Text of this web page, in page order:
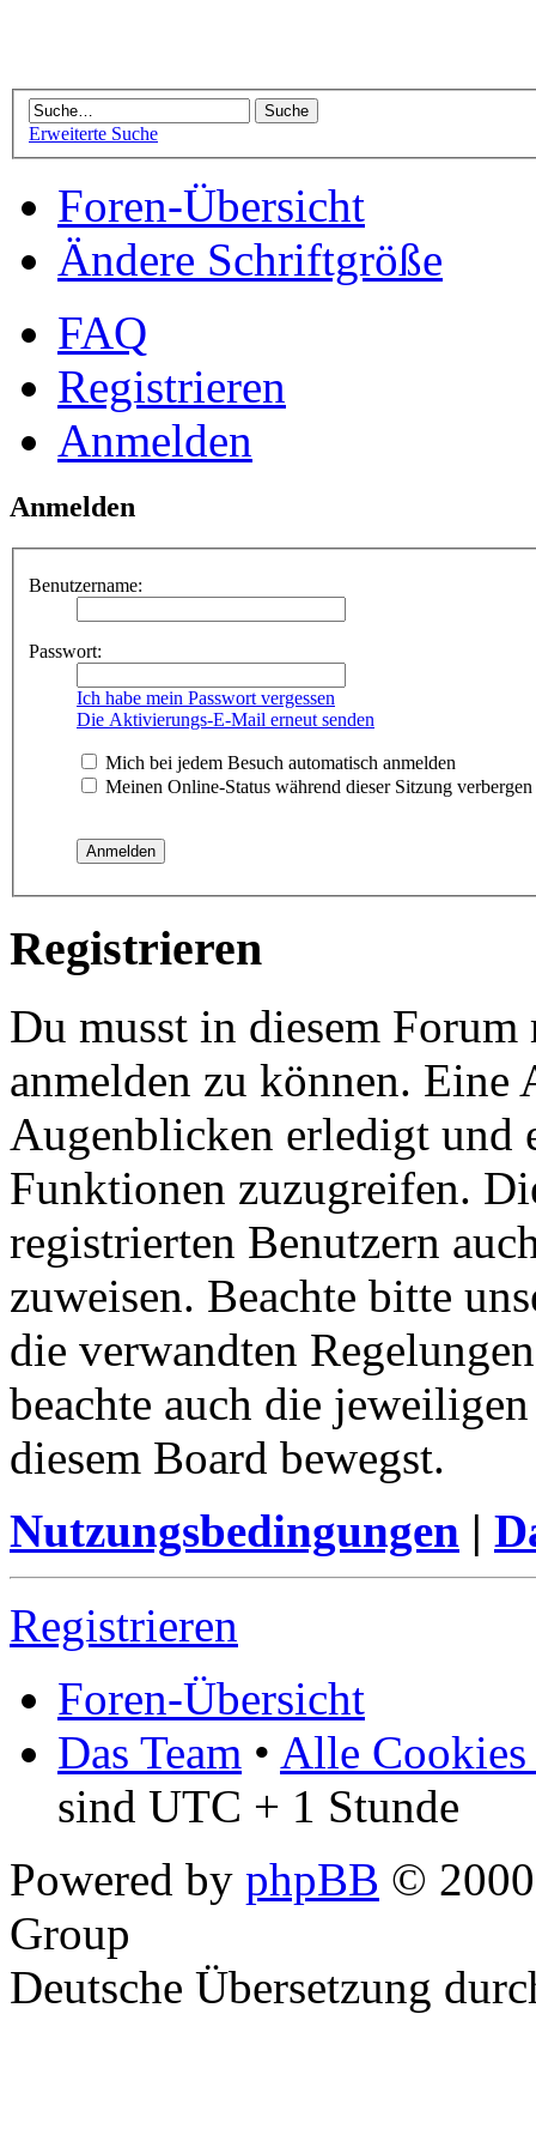
Erweiterte Suche
Foren-Übersicht
Ändere Schriftgröße
FAQ
Registrieren
Anmelden
Anmelden
Benutzername:
Passwort:
Ich habe mein Passwort vergessen
Die Aktivierungs-E-Mail erneut senden
Mich bei jedem Besuch automatisch anmelden
Meinen Online-Status während dieser Sitzung verbergen
Registrieren
Du musst in diesem
anmelden zu können.
Augenblicken erledigt und
Funktionen zuzugreifen.
registrierten Benutzern
zuweisen. Beachte bitte
die verwandten
beachte auch die
diesem Board bewegst.
Nutzungsbedingungen |
Registrieren
Foren-Übersicht
Das Team • Alle Cookies
sind UTC + 1 Stunde
Powered by phpBB ©
Group
Deutsche Übersetzung